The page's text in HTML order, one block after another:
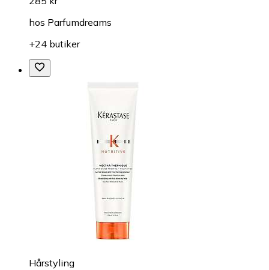
hos Parfumdreams
+24 butiker
Hårstyling